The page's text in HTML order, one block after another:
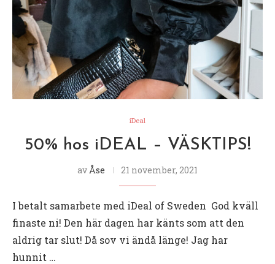
iDeal
50% hos iDEAL – VÄSKTIPS!
av Åse 21 november, 2021
I betalt samarbete med iDeal of Sweden God kväll
finaste ni! Den här dagen har känts som att den
aldrig tar slut! Då sov vi ändå länge! Jag har
hunnit …